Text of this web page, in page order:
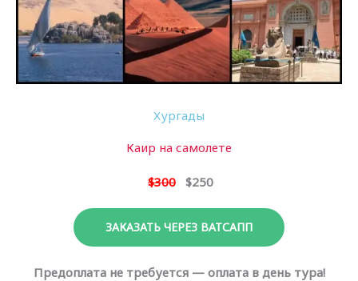
Хургады
Каир на самолете
$300 $250
ЗАКАЗАТЬ ЧЕРЕЗ ВАТСАПП
Предоплата не требуется — оплата в день тура!